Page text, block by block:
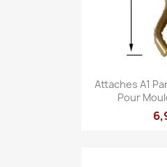

Attaches A1
Pour